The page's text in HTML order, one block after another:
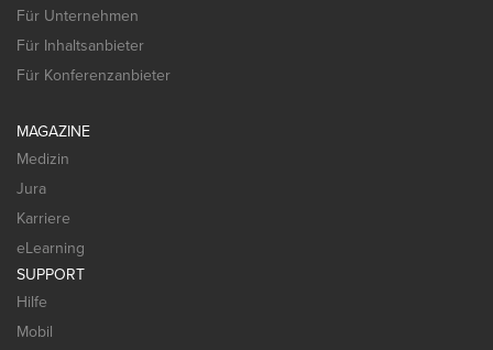
Für Unternehmen
Für Inhaltsanbieter
Für Konferenzanbieter
MAGAZINE
Medizin
Jura
Karriere
eLearning
SUPPORT
Hilfe
Mobil